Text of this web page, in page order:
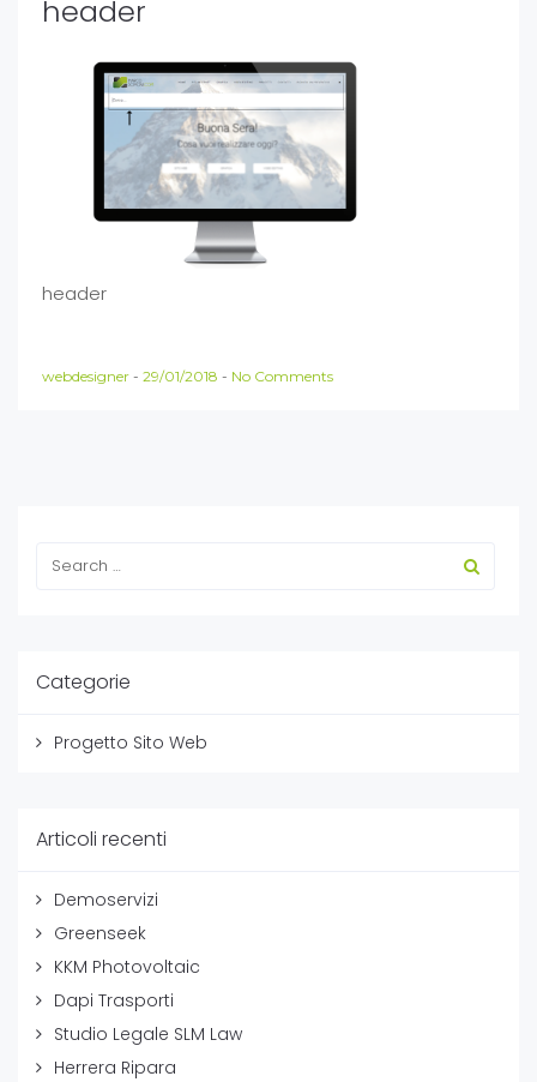
header
header
webdesigner - 29/01/2018 - No Comments
Categorie
Progetto Sito Web
Articoli recenti
Demoservizi
Greenseek
KKM Photovoltaic
Dapi Trasporti
Studio Legale SLM Law
Herrera Ripara